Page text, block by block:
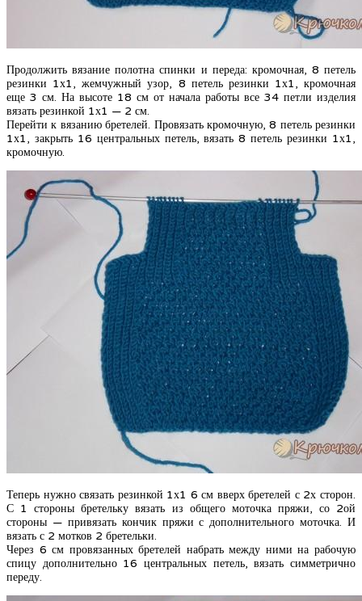
Продолжить вязание полотна спинки и переда: кромочная, 8 петель
резинки 1х1, жемчужный узор, 8 петель резинки 1х1, кромочная
еще 3 см. На высоте 18 см от начала работы все 34 петли изделия
вязать резинкой 1х1 — 2 см.
Перейти к вязанию бретелей. Провязать кромочную, 8 петель резинки
1х1, закрыть 16 центральных петель, вязать 8 петель резинки 1х1,
кромочную.
Теперь нужно связать резинкой 1х1 6 см вверх бретелей с 2х сторон.
С 1 стороны бретельку вязать из общего моточка пряжи, со 2ой
стороны — привязать кончик пряжи с дополнительного моточка. И
вязать с 2 мотков 2 бретельки.
Через 6 см провязанных бретелей набрать между ними на рабочую
спицу дополнительно 16 центральных петель, вязать симметрично
переду.